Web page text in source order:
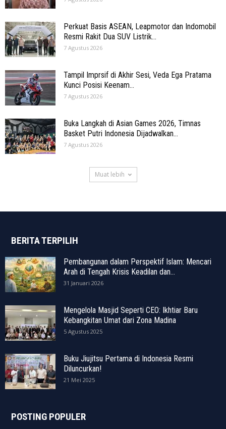
Perkuat Basis ASEAN, Leapmotor dan Indomobil
Resmi Rakit Dua SUV Listrik...
7 Agustus 2026
Tampil Imprsif di Akhir Sesi, Veda Ega Pratama
Kunci Posisi Keenam...
7 Agustus 2026
Buka Langkah di Asian Games 2026, Timnas
Basket Putri Indonesia Dijadwalkan...
7 Agustus 2026
Muat lebih
BERITA TERPILIH
Pembangunan dalam Perspektif Islam: Mencari
Arah di Tengah Krisis Keadilan dan...
31 Januari 2026
Mengelola Masjid Seperti CEO: Ikhtiar Baru
Kebangkitan Umat dari Zona Madina
5 Agustus 2025
Buku Jiujitsu Pertama di Indonesia Resmi
Diluncurkan!
21 Mei 2025
POSTING POPULER